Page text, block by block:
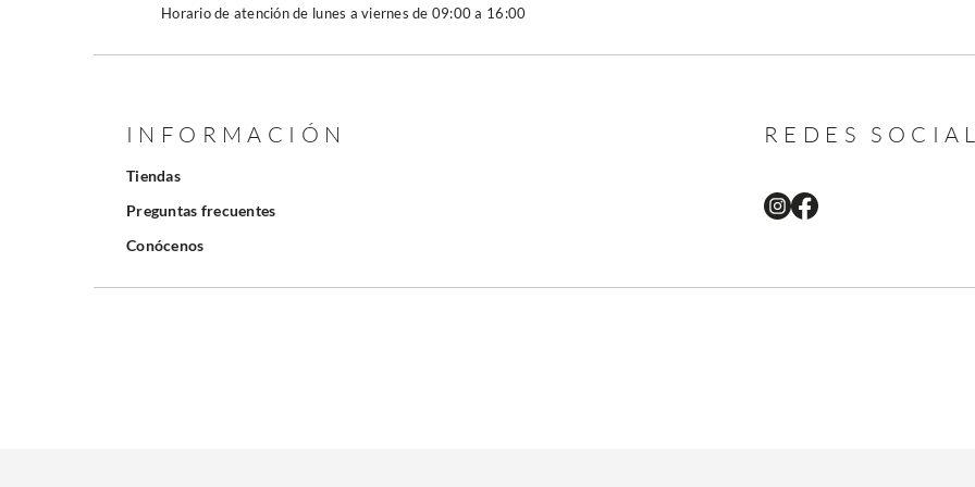
Horario de atención de lunes a viernes de 09:00 a 16:00
INFORMACIÓN
Tiendas
Preguntas frecuentes
Conócenos
REDES